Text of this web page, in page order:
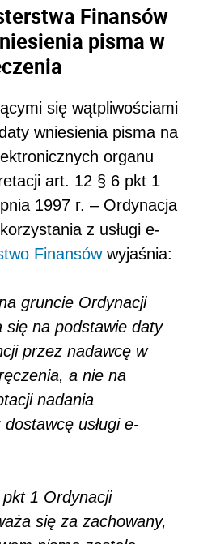
Finansów
pisma w
się wątpliwościami
wniesienia pisma na
organu
art. 12 § 6 pkt 1
1997 r. – Ordynacja
z usługi e-
Finansówwyjaśnia:
gruncie Ordynacji
się na podstawie daty
przez nadawcę w
a nie na
nadania
usługi e-
1 Ordynacji
się za zachowany,